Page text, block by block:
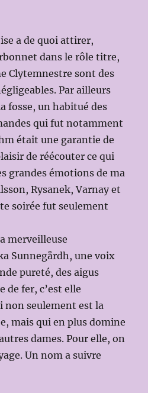
a de quoi attirer,
dans le rôle titre,
Clytemnestre sont des
Par ailleurs
fosse, un habitué des
qui fut notamment
était une garantie de
de réécouter ce qui
grandes émotions de ma
Rysanek, Varnay et
soirée fut seulement
merveilleuse
Sunnegårdh, une voix
pureté, des aigus
de fer, c’est elle
seulement est la
mais qui en plus domine
dames. Pour elle, on
Un nom a suivre